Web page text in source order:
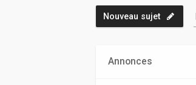
Nouveau sujet
Annonces